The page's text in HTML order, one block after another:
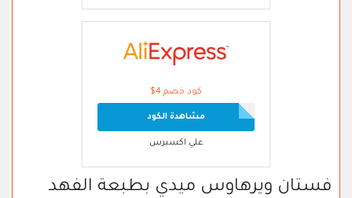
كود خصم 4$
مشاهدة الكود
علي اكسبرس
فستان ويرهاوس ميدي بطبعة الفهد